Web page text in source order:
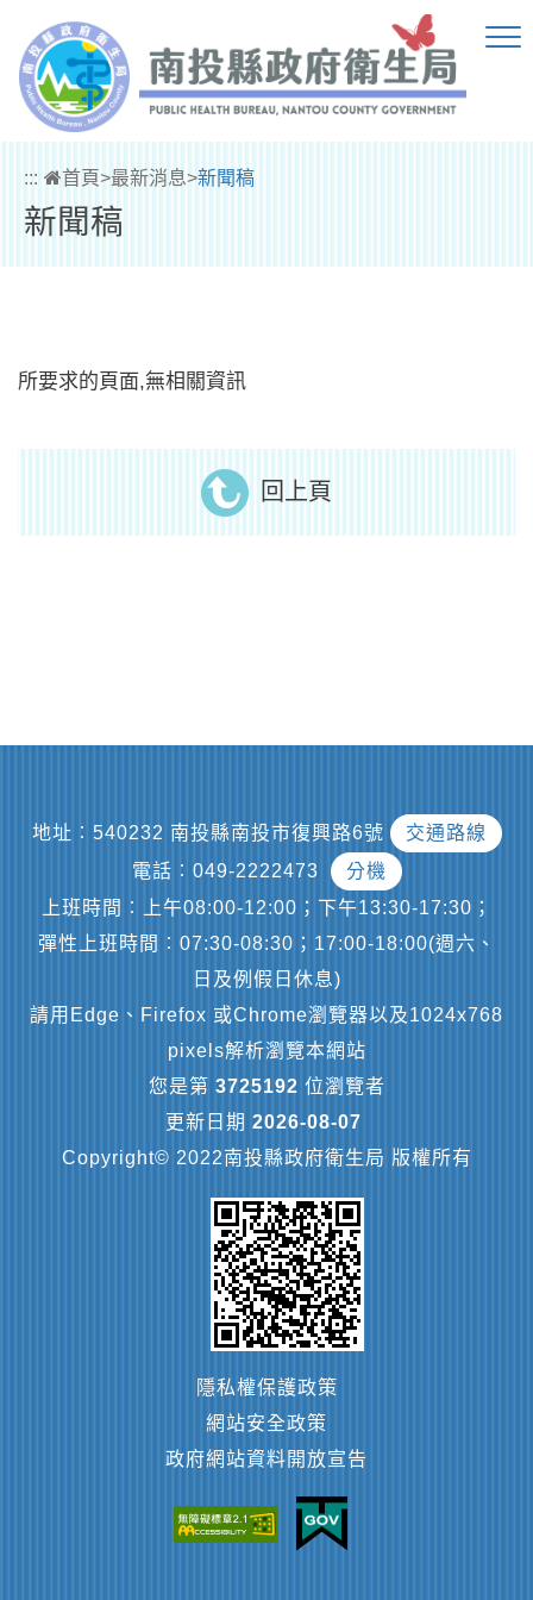
::: 首頁>最新消息>新聞稿
新聞稿
所要求的頁面,無相關資訊
回上頁
地址︰540232 南投縣南投市復興路6號
交通路線
電話︰049-2222473
分機
上班時間︰上午08:00-12:00；下午13:30-17:30；
彈性上班時間︰07:30-08:30；17:00-18:00(週六、
日及例假日休息)
請用Edge、Firefox 或Chrome瀏覽器以及1024x768
pixels解析瀏覽本網站
您是第 3725192 位瀏覽者
更新日期 2026-08-07
Copyright© 2022南投縣政府衛生局 版權所有
隱私權保護政策
網站安全政策
政府網站資料開放宣告